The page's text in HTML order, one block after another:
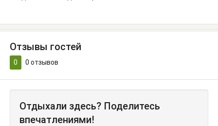
Отзывы гостей
0 0 отзывов
Отдыхали здесь? Поделитесь
впечатлениями!